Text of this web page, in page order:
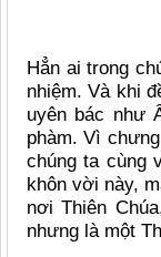
Hẳn ai trong
nhiệm. Và khi
uyên bác như
phàm. Vì
chúng ta cùng
khôn vời này,
nơi Thiên
nhưng là một